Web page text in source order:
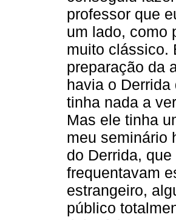
professor que
um lado, como
muito clássico.
preparação da
havia o
tinha nada a
Mas ele tinha
meu seminário
do Derrida,
frequentavam
estrangeiro,
público